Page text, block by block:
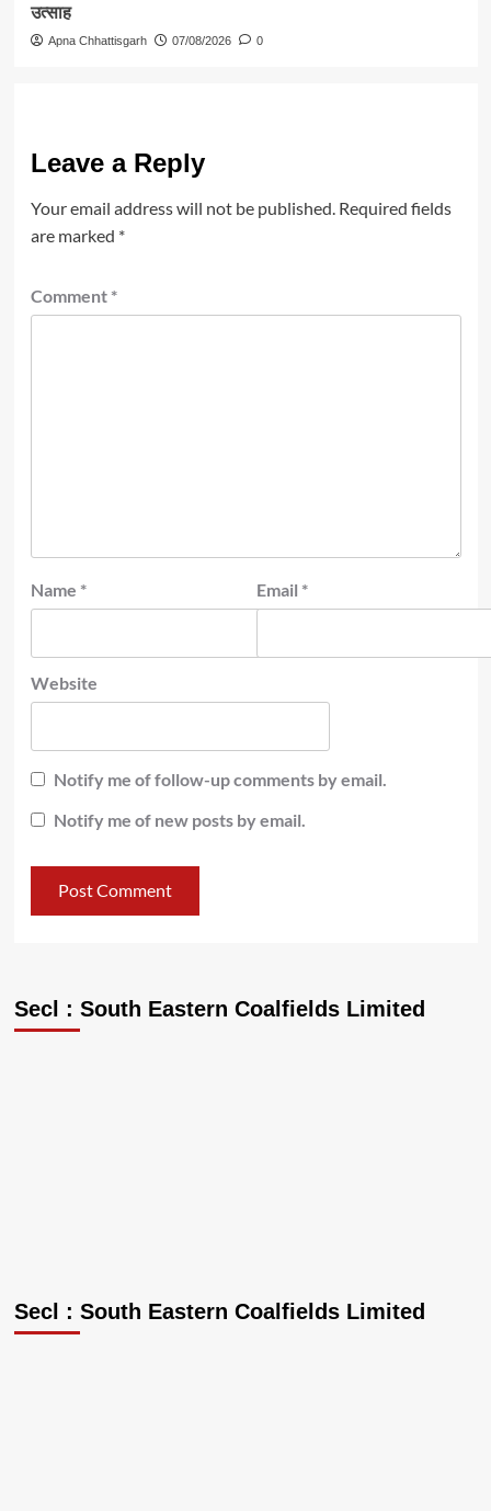
उत्साह
Apna Chhattisgarh 07/08/2026 0
Leave a Reply
Your email address will not be published. Required fields
are marked *
Comment *
Name * Email *
Website
Notify me of follow-up comments by email.
Notify me of new posts by email.
Secl : South Eastern Coalfields Limited
Secl : South Eastern Coalfields Limited